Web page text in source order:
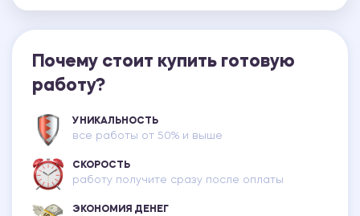
Почему стоит купить готовую
работу?
УНИКАЛЬНОСТЬ
все работы от 50% и выше
СКОРОСТЬ
работу получите сразу после оплаты
ЭКОНОМИЯ ДЕНЕГ